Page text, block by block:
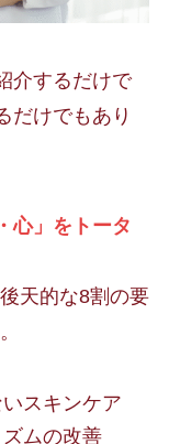
介するだけで
だけでもあり
心」をトータ
天的な8割の要
スキンケア
ムの改善